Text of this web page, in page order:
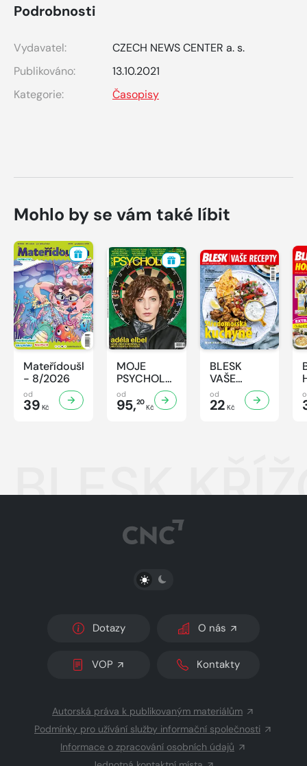
Podrobnosti
Vydavatel:
CZECH NEWS CENTER a. s.
Publikováno:
13.10.2021
Kategorie:
Časopisy
Mohlo by se vám také líbit
Mateřídouška
- 8/2026
od
39 Kč
MOJE
PSYCHOLOGIE
- 8/2026
od
95,20
Kč
BLESK
VAŠE
RECEPTY -
8/2026
od
22 Kč
BLESK
PŘEPNOUT SVĚTLÝ/TMAVÝ REŽIM
Dotazy O nás
VOP Kontakty
Autorská práva k publikovaným materiálům
Podmínky pro užívání služby informační společnosti
Informace o zpracování osobních údajů